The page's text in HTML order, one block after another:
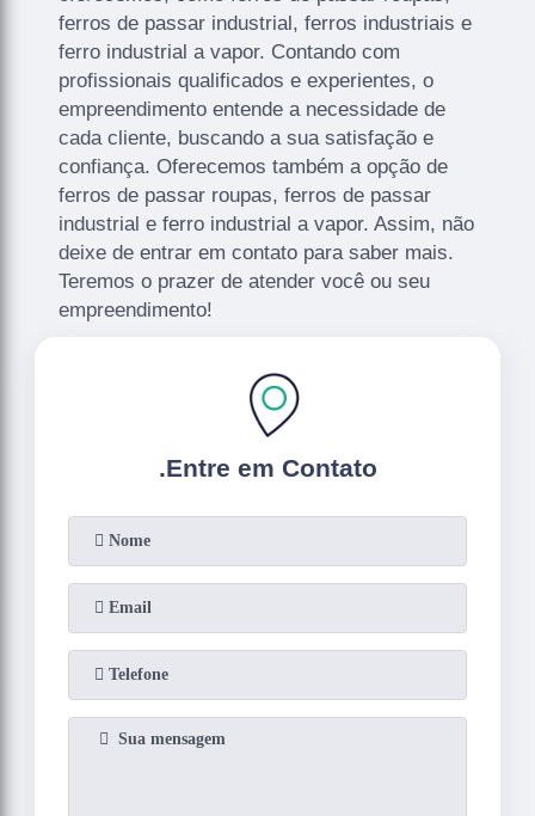
ferros de passar industrial, ferros industriais e
ferro industrial a vapor. Contando com
profissionais qualificados e experientes, o
empreendimento entende a necessidade de
cada cliente, buscando a sua satisfação e
confiança. Oferecemos também a opção de
ferros de passar roupas, ferros de passar
industrial e ferro industrial a vapor. Assim, não
deixe de entrar em contato para saber mais.
Teremos o prazer de atender você ou seu
empreendimento!
.Entre em Contato